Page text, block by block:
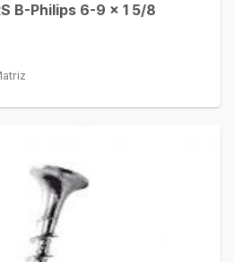
B-Philips 6-9 x 1 5/8